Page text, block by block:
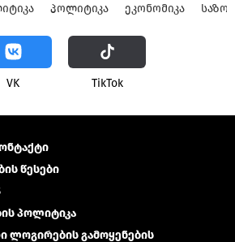
ᲞᲝᲚᲘᲢᲘᲙᲐ ᲔᲙᲝᲜᲝᲛᲘᲙᲐ
VK ТikТоk
წესები
პოლიტიკა
ლოგირების გამოყენების